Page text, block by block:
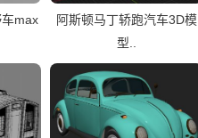
max
阿斯顿马丁轿跑汽车3D模
型..